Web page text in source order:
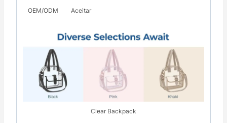
OEM/ODM Aceitar
Clear Backpack